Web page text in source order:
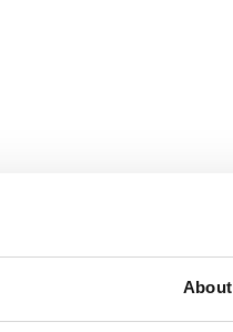
About